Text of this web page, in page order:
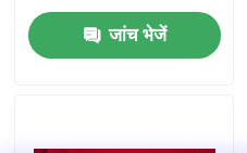
संपर्क करें
जांच भेजें